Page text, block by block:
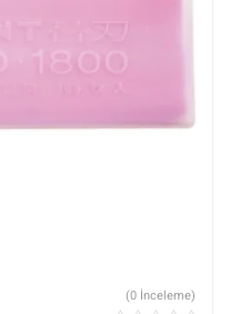
(0 İnceleme)